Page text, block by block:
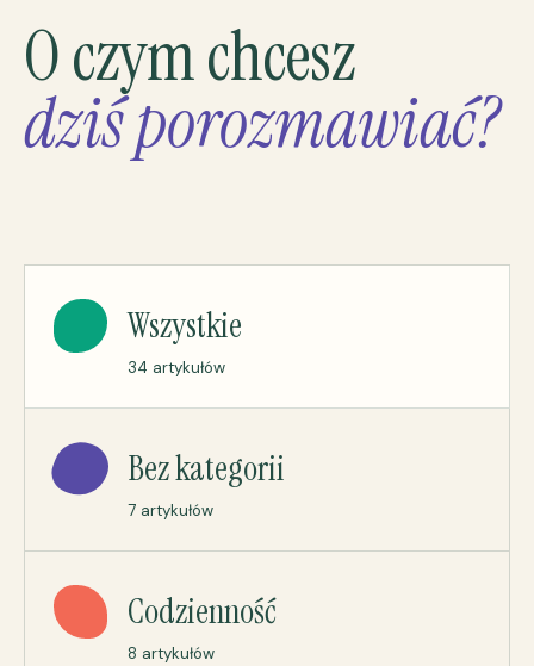
O czym chcesz
dziś porozmawiać?
Wszystkie
34 artykułów
Bez kategorii
7 artykułów
Codzienność
8 artykułów